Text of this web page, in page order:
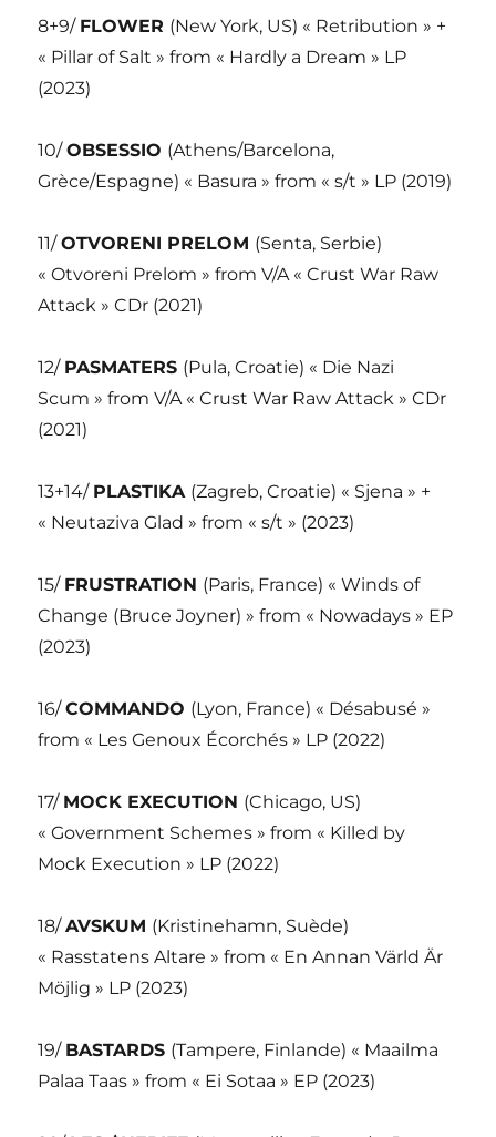
8+9/ FLOWER (New York, US) « Retribution » +
« Pillar of Salt » from « Hardly a Dream » LP
(2023)
10/OBSESSIO (Athens/Barcelona,
Grèce/Espagne) « Basura » from « s/t » LP (2019)
11/OTVORENI PRELOM (Senta, Serbie)
« Otvoreni Prelom » from V/A « Crust War Raw
Attack » CDr (2021)
12/ PASMATERS (Pula, Croatie) « Die Nazi
Scum » from V/A « Crust War Raw Attack » CDr
(2021)
13+14/ PLASTIKA (Zagreb, Croatie) « Sjena » +
« Neutaziva Glad » from « s/t » (2023)
15/ FRUSTRATION (Paris, France) « Winds of
Change (Bruce Joyner) » from « Nowadays » EP
(2023)
16/COMMANDO (Lyon, France) « Désabusé »
from « Les Genoux Écorchés » LP (2022)
17/ MOCK EXECUTION (Chicago, US)
« Government Schemes » from « Killed by
Mock Execution » LP (2022)
18/AVSKUM (Kristinehamn, Suède)
« Rasstatens Altare » from « En Annan Värld Är
Möjlig » LP (2023)
19/ BASTARDS (Tampere, Finlande) « Maailma
Palaa Taas » from « Ei Sotaa » EP (2023)